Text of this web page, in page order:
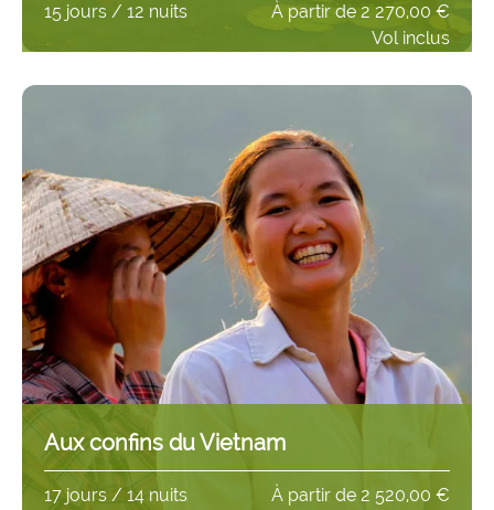
15 jours / 12 nuits
Vol inclus
À partir de 2 270,00 €
Aux confins du Vietnam
17 jours / 14 nuits
À partir de 2 520,00 €